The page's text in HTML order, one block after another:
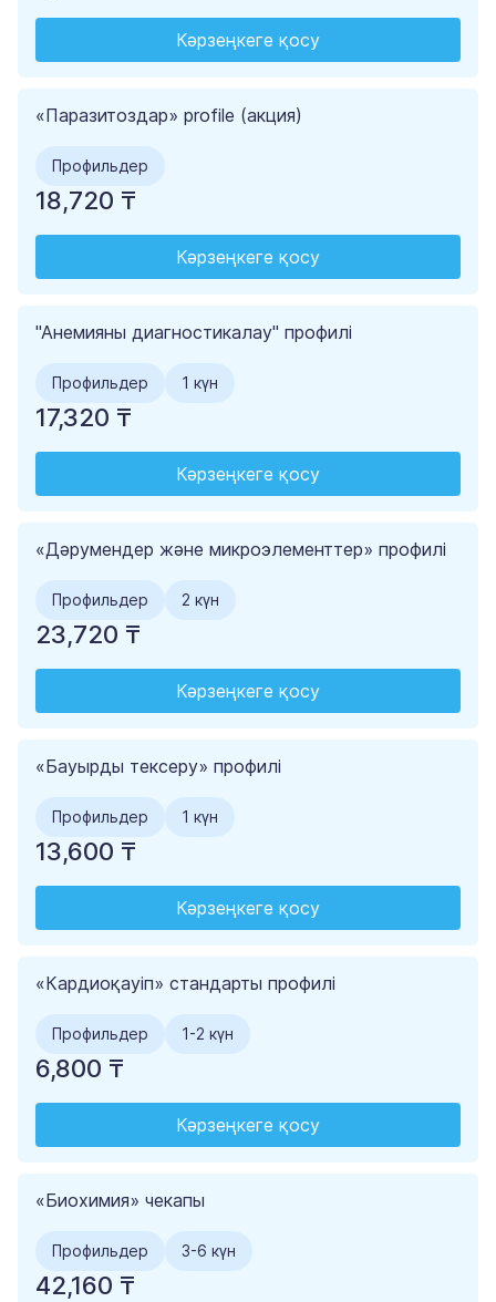
Кәрзеңкеге қосу
«Паразитоздар» profile (акция)
Профильдер
18,720 ₸
Кәрзеңкеге қосу
"Анемияны диагностикалау" профилі
Профильдер 1 күн
17,320 ₸
Кәрзеңкеге қосу
«Дәрумендер және микроэлементтер» профилі
Профильдер 2 күн
23,720 ₸
Кәрзеңкеге қосу
«Бауырды тексеру» профилі
Профильдер 1 күн
13,600 ₸
Кәрзеңкеге қосу
«Кардиоқауіп» стандарты профилi
Профильдер 1-2 күн
6,800 ₸
Кәрзеңкеге қосу
«Биохимия» чекапы
Профильдер 3-6 күн
42,160 ₸